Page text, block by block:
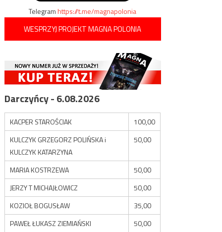
Telegramhttps://t.me/magnapolonia
WESPRZYJ PROJEKT MAGNA POLONIA
Darczyńcy - 6.08.2026
KACPER STAROŚCIAK
100,00
KULCZYK GRZEGORZ POLIŃSKA i
KULCZYK KATARZYNA
50,00
MARIA KOSTRZEWA
50,00
JERZY T MICHAJŁOWICZ
50,00
KOZIOŁ BOGUSŁAW
35,00
PAWEŁ ŁUKASZ ZIEMIAŃSKI
50,00